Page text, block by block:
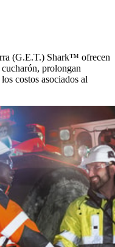
(G.E.T.) Shark™ ofrecen
prolongan
costos asociados al